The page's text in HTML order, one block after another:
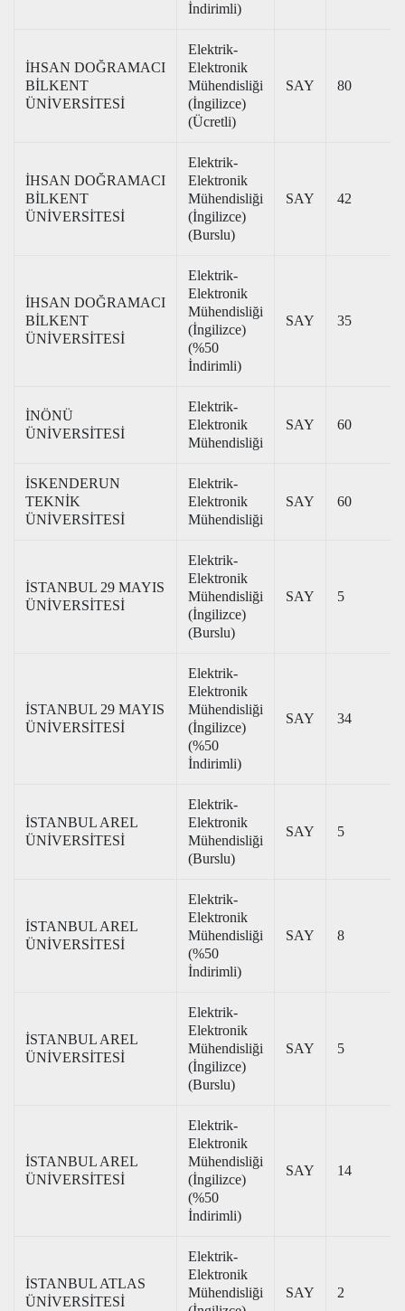
İndirimli)
İHSAN DOĞRAMACI
BİLKENT
ÜNİVERSİTESİ
Elektrik-
Elektronik
Mühendisliği
(İngilizce)
(Ücretli)
SAY 80
İHSAN DOĞRAMACI
BİLKENT
ÜNİVERSİTESİ
Elektrik-
Elektronik
Mühendisliği
(İngilizce)
(Burslu)
SAY 42
İHSAN DOĞRAMACI
BİLKENT
ÜNİVERSİTESİ
Elektrik-
Elektronik
Mühendisliği
(İngilizce)
(%50
İndirimli)
SAY 35
İNÖNÜ
ÜNİVERSİTESİ
Elektrik-
Elektronik
Mühendisliği
SAY 60
İSKENDERUN
TEKNİK
ÜNİVERSİTESİ
Elektrik-
Elektronik
Mühendisliği
SAY 60
İSTANBUL 29 MAYIS
ÜNİVERSİTESİ
Elektrik-
Elektronik
Mühendisliği
(İngilizce)
(Burslu)
SAY 5
İSTANBUL 29 MAYIS
ÜNİVERSİTESİ
Elektrik-
Elektronik
Mühendisliği
(İngilizce)
(%50
İndirimli)
SAY 34
İSTANBUL AREL
ÜNİVERSİTESİ
Elektrik-
Elektronik
Mühendisliği
(Burslu)
SAY 5
İSTANBUL AREL
ÜNİVERSİTESİ
Elektrik-
Elektronik
Mühendisliği
(%50
İndirimli)
SAY 8
İSTANBUL AREL
ÜNİVERSİTESİ
Elektrik-
Elektronik
Mühendisliği
(İngilizce)
(Burslu)
SAY 5
İSTANBUL AREL
ÜNİVERSİTESİ
Elektrik-
Elektronik
Mühendisliği
(İngilizce)
(%50
İndirimli)
SAY 14
İSTANBUL ATLAS
ÜNİVERSİTESİ
Elektrik-
Elektronik
Mühendisliği
SAY 2